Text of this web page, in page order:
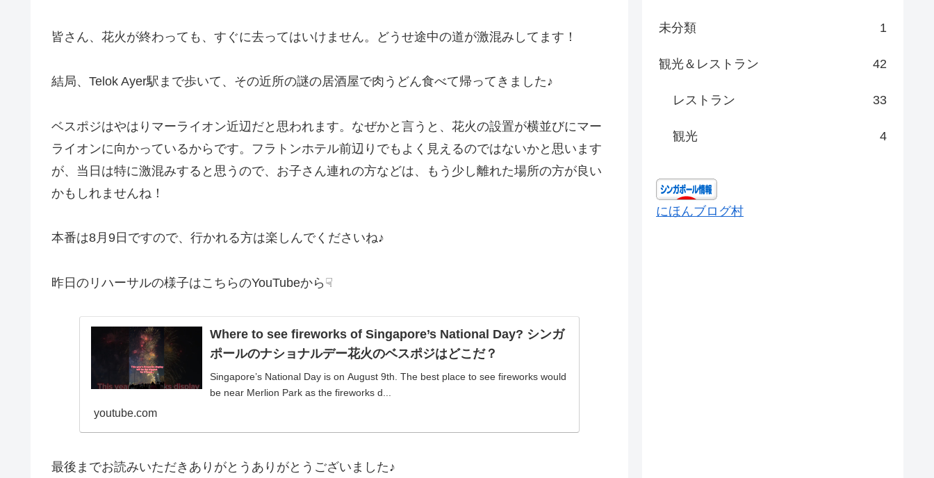
皆さん、花火が終わっても、すぐに去ってはいけません。どうせ途中の道が激混みしてます！
結局、Telok Ayer駅まで歩いて、その近所の謎の居酒屋で肉うどん食べて帰ってきました♪
ベスポジはやはりマーライオン近辺だと思われます。なぜかと言うと、花火の設置が横並びにマー
ライオンに向かっているからです。フラトンホテル前辺りでもよく見えるのではないかと思います
が、当日は特に激混みすると思うので、お子さん連れの方などは、もう少し離れた場所の方が良い
かもしれませんね！
本番は8月9日ですので、行かれる方は楽しんでくださいね♪
昨日のリハーサルの様子はこちらのYouTubeから☟
Where to see fireworks of Singapore’s National Day? シンガ
ポールのナショナルデー花火のベスポジはどこだ？
Singapore’s National Day is on August 9th. The best place to see fireworks would
be near Merlion Park as the fireworks d...
youtube.com
最後までお読みいただきありがとうありがとうございました♪
未分類 1
観光＆レストラン 42
レストラン 33
観光 4
にほんブログ村